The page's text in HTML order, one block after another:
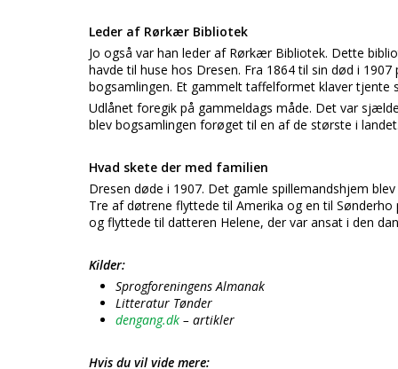
Leder af Rørkær Bibliotek
Jo også var han leder af Rørkær Bibliotek. Dette
havde til huse hos Dresen. Fra 1864 til sin død i
bogsamlingen. Et gammelt taffelformet klaver tjente
Udlånet foregik på gammeldags måde. Det var
blev bogsamlingen forøget til en af de største i
Hvad skete der med familien
Dresen døde i 1907. Det gamle spillemandshjem
Tre af døtrene flyttede til Amerika og en til
og flyttede til datteren Helene, der var ansat i den
Kilder:
Sprogforeningens Almanak
Litteratur Tønder
dengang.dk – artikler
Hvis du vil vide mere: